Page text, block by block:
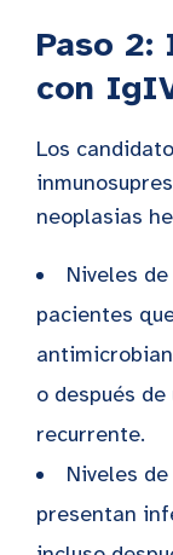
Paso
con
Los
neoplasias
Niveles
pacientes
o después
recurrente.
Niveles
presentan